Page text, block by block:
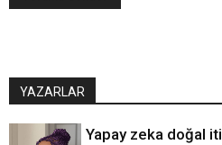
YAZARLAR
Yapay zeka doğal